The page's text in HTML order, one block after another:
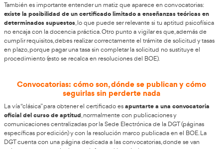
siendo una vía profesional muy atractiva por una razón
conducir continúa siendo una necesidad realpara miles de
año, y el sistema requiere instructores bien preparados. El
articula en torno al Certificado de Aptitud regulado por la
a través de una convocatoria y la superación de pruebas y
prácticas).
Además,el formato del proceso se ha ido modernizando
un curso con parte teórica online impartida por la propia DGT
presencial impartida por entidades especializadas, ambas
hace que el itinerario sea más compatible con personas que
lejos de grandes ciudades, aunque exige organización y